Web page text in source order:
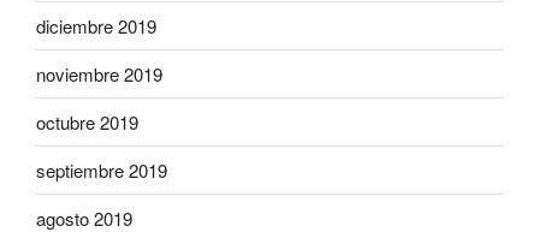
diciembre 2019
noviembre 2019
octubre 2019
septiembre 2019
agosto 2019